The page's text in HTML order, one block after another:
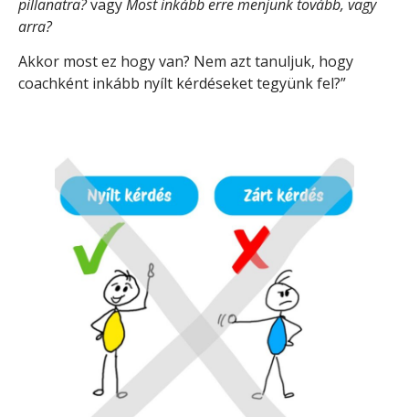
pillanatra?vagyMost inkább erre menjünk tovább, vagy
arra?
Akkor most ez hogy van? Nem azt tanuljuk, hogy
coachként inkább nyílt kérdéseket tegyünk fel?”